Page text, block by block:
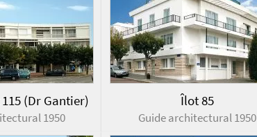
(Dr Gantier)
1950
Îlot 85
Guide architectural 1950